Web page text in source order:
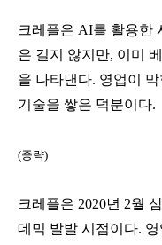
크레플은 AI를 활용한
은 길지 않지만, 이미
을 나타낸다. 영업이
기술을 쌓은 덕분이다.
(중략)
크레플은 2020년 2월
데믹 발발 시점이다.